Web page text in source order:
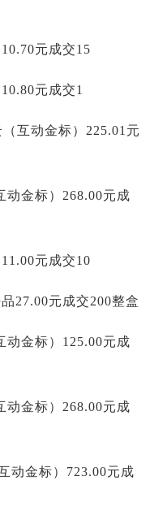
元成交15
元成交1
互动金标）225.01元
动金标）268.00元成
元成交10
27.00元成交200整盒
动金标）125.00元成
动金标）268.00元成
动金标）723.00元成